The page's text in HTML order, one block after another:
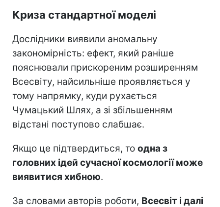
Криза стандартної моделі
Дослідники виявили аномальну
закономірність: ефект, який раніше
пояснювали прискореним розширенням
Всесвіту, найсильніше проявляється у
тому напрямку, куди рухається
Чумацький Шлях, а зі збільшенням
відстані поступово слабшає.
Якщо це підтвердиться, то одна з
головних ідей сучасної космології може
виявитися хибною.
За словами авторів роботи, Всесвіт і далі